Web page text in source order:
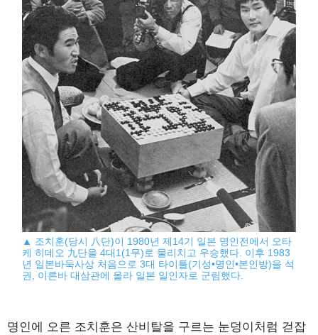
▲ 조치훈(당시 八단)이 1980년 제14기 일본 명인전에서 오타
케 히데오 九단을 4대1(1무)로 물리치고 우승했다. 이후 1983
년 일본바둑사상 처음으로 3대 타이틀(기성•명인•본인방)을 석
권, 이른바 대삼관에 올라 일본 일인자로 군림했다.
명인에 오른 조치훈은 산비탈을 구르는 눈덩이처럼 걷잡